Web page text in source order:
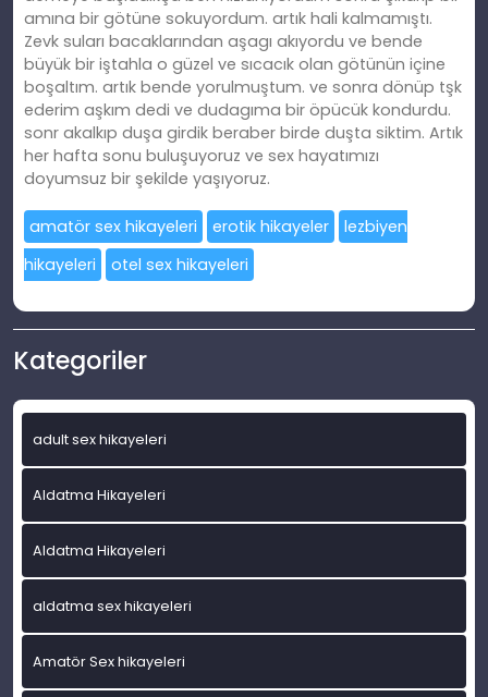
amına bir götüne sokuyordum. artık hali kalmamıştı.
Zevk suları bacaklarından aşagı akıyordu ve bende
büyük bir iştahla o güzel ve sıcacık olan götünün içine
boşaltım. artık bende yorulmuştum. ve sonra dönüp tşk
ederim aşkım dedi ve dudagıma bir öpücük kondurdu.
sonr akalkıp duşa girdik beraber birde duşta siktim. Artık
her hafta sonu buluşuyoruz ve sex hayatımızı
doyumsuz bir şekilde yaşıyoruz.
amatör sex hikayeleri erotik hikayeler
lezbiyen
hikayeleri
otel sex hikayeleri
Kategoriler
adult sex hikayeleri
Aldatma Hikayeleri
Aldatma Hikayeleri
aldatma sex hikayeleri
Amatör Sex hikayeleri